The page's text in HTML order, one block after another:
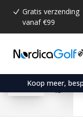
Gratis verzending
vanaf €99
Koop meer,